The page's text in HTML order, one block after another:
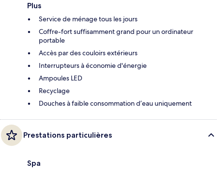
Plus
Service de ménage tous les jours
Coffre-fort suffisamment grand pour un ordinateur
portable
Accès par des couloirs extérieurs
Interrupteurs à économie d'énergie
Ampoules LED
Recyclage
Douches à faible consommation d’eau uniquement
Prestations particulières
Spa